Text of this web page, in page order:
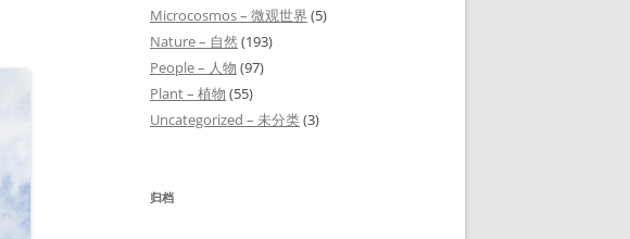
Microcosmos – 微观世界 (5)
Nature – 自然 (193)
People – 人物 (97)
Plant – 植物 (55)
Uncategorized – 未分类(3)
归档